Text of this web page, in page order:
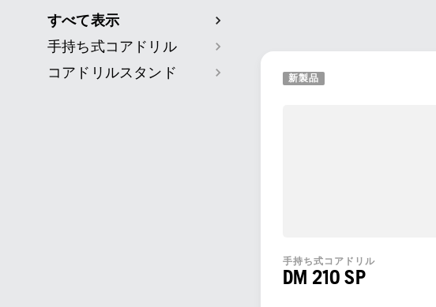
すべて表示
手持ち式コアドリル
コアドリルスタンド
新製品
手持ち式コアドリル
DM 210 SP